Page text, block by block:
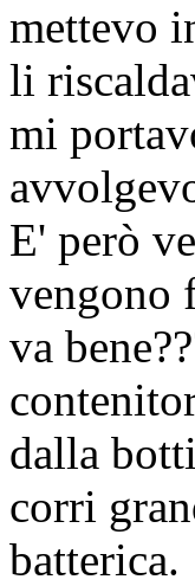
mettevo
li
mi
E' però
vengono
va
dalla
corri
batterica.